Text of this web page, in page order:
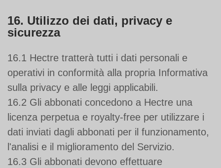
16. Utilizzo dei dati, privacy e
sicurezza
16.1 Hectre tratterà tutti i dati personali e
operativi in conformità alla propria Informativa
sulla privacy e alle leggi applicabili.
16.2 Gli abbonati concedono a Hectre una
licenza perpetua e royalty-free per utilizzare i
dati inviati dagli abbonati per il funzionamento,
l'analisi e il miglioramento del Servizio.
16.3 Gli abbonati devono effettuare